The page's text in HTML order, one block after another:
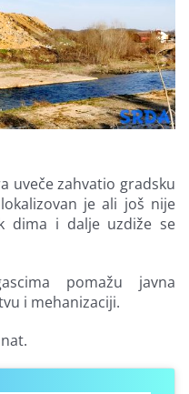
uveče zahvatio gradsku
je ali još nije
dima i dalje uzdiže se
pomažu javna
i mehanizaciji.